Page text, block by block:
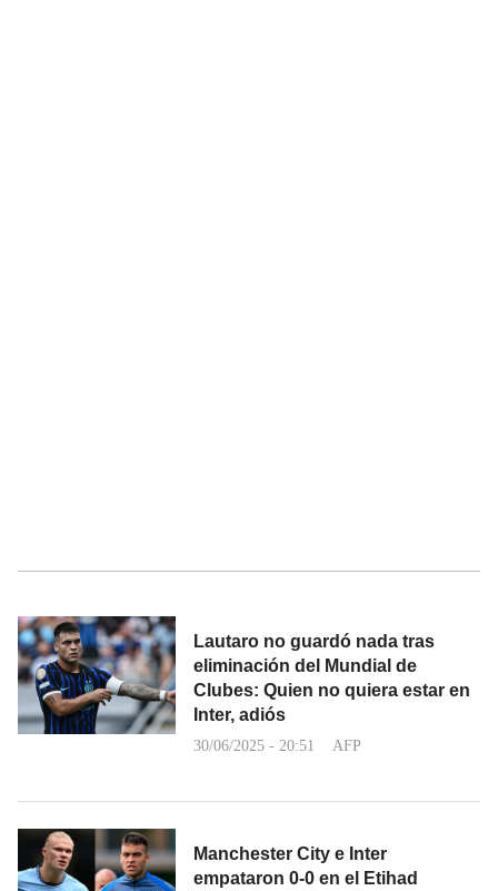
Lautaro no guardó nada tras
eliminación del Mundial de
Clubes: Quien no quiera estar en
Inter, adiós
30/06/2025 - 20:51 AFP
Manchester City e Inter
empataron 0-0 en el Etihad